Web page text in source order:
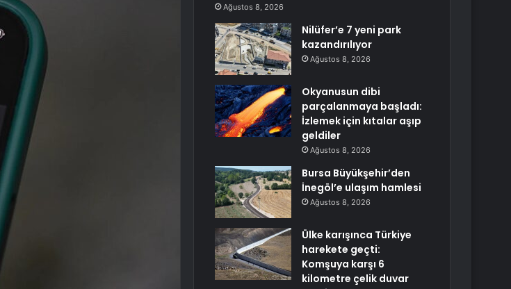
Ağustos 8, 2026
Nilüfer’e 7 yeni park
kazandırılıyor
Ağustos 8, 2026
Okyanusun dibi
parçalanmaya başladı:
İzlemek için kıtalar aşıp
geldiler
Ağustos 8, 2026
Bursa Büyükşehir’den
İnegöl’e ulaşım hamlesi
Ağustos 8, 2026
Ülke karışınca Türkiye
harekete geçti:
Komşuya karşı 6
kilometre çelik duvar